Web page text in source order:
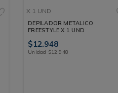
X 1 UND
DEPILADOR METALICO
FREESTYLE X 1 UND
$12.948
Unidad $12.948